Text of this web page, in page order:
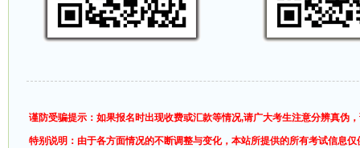
谨防受骗提示：如果报名时出现收费或汇款等情况,请广大考生注意分辨真伪
特别说明：由于各方面情况的不断调整与变化，本站所提供的所有考试信息